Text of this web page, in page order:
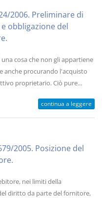
2006. Preliminare di
obbligazione del
cosa che non gli appartiene
anche procurando l'acquisto
proprietario. Ciò pure...
continua a leggere
2005. Posizione del
nei limiti della
diritto da parte del fornitore,